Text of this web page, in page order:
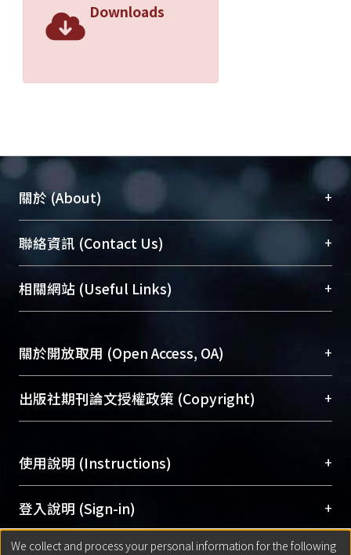
Downloads
關於 (About) +
臺大位居世界頂尖大學之列，為永久珍藏及向國際
展現本校豐碩的研究成果及學術能量，圖書館整合
機構典藏（NTUR）與學術庫（AH）不同功能平
台，成為臺大學術典藏NTU scholars。期能整合研
成果。
To permanently archive and promote researcher
profiles and scholarly works, Library integrates the
services of “NTU Repository” with “Academic
聯絡資訊 (Contact Us) +
總館學科館員(Main Library)
醫學圖書館學科館員(Medical Library)
Sciences Library)
相關網站 (Useful Links) +
關於開放取用 (Open Access, OA) +
開放取用是從使用者角度提升資訊取用性的社會運
動，應用在學術研究上是透過將研究著作公開供使
用逐年攀升。同時可加速研究發展、提升研究影響
Archive）平台。 （點選深入了解OA）
出版社期刊論文授權政策 (Copyright) +
含部分內容的版權非匯入者所有，或由第三方贊
助與合作完成，請確認該版權所有者及第三方同
意提供此授權。
Please represent that the submission is your
original work, and that you have the right to
使用說明 (Instructions) +
網站簡介(Quickstart Guide)
使用手冊(Instruction Manual)
線上預約服務(Booking Service)
登入說明 (Sign-in) +
We collect and process your personal information for the following